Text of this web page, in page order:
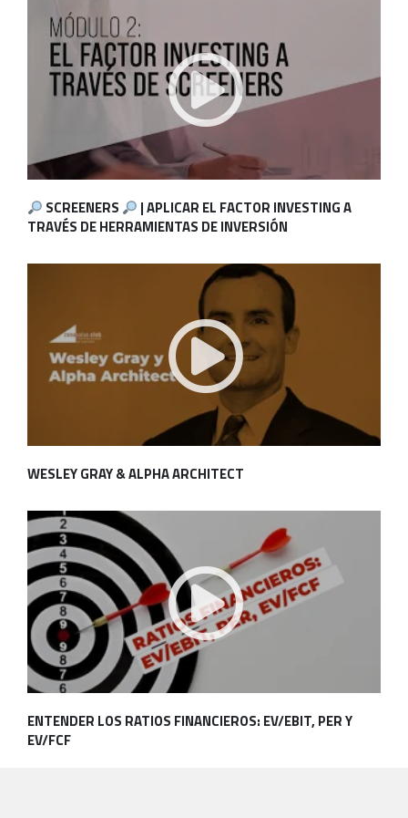
SCREENERS
| APLICAR EL FACTOR INVESTING A
TRAVÉS DE HERRAMIENTAS DE INVERSIÓN
WESLEY GRAY & ALPHA ARCHITECT
ENTENDER LOS RATIOS FINANCIEROS: EV/EBIT, PER Y
EV/FCF